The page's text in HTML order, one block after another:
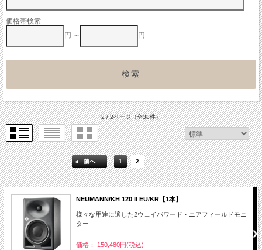
価格帯検索
円 ～
円
2 / 2ページ（全38件）
前へ 1 2
NEUMANN/KH 120 II EU/KR【1本】
様々な用途に適した2ウェイパワード・ニアフィールドモニ
ター
価格： 150,480円(税込)